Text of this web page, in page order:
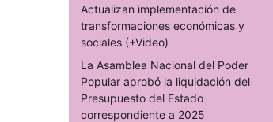
Actualizan implementación de
transformaciones económicas y
sociales (+Video)
La Asamblea Nacional del Poder
Popular aprobó la liquidación del
Presupuesto del Estado
correspondiente a 2025